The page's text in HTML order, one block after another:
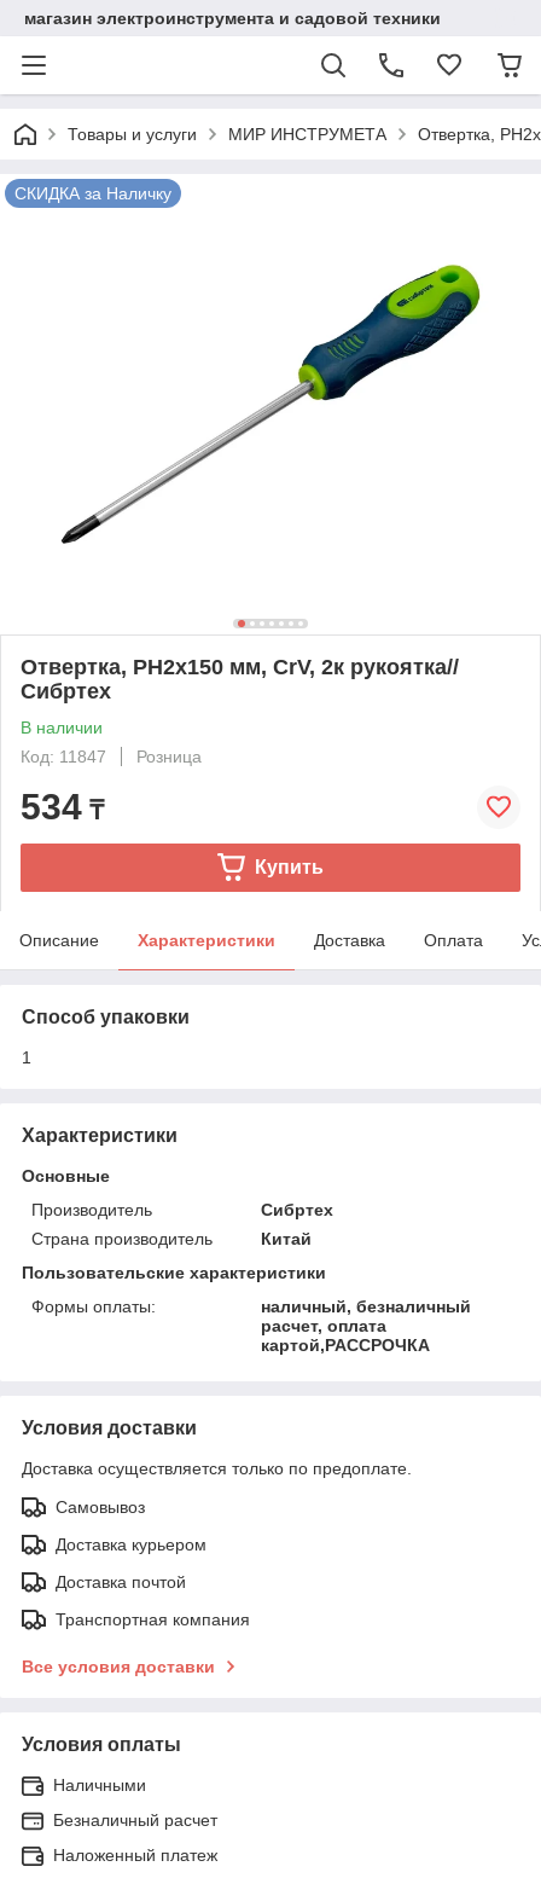
магазин электроинструмента и садовой техники
Товары и услуги МИР ИНСТРУМЕТА Отвертка,
СКИДКА за Наличку
Отвертка, PH2х150 мм, CrV, 2к рукоятка//
Сибртех
В наличии
Код: 11847
Розница
534 ₸
Купить
Описание Характеристики Доставка Оплата
Способ упаковки
1
Характеристики
Основные
Производитель
Сибртех
Страна производитель
Китай
Пользовательские характеристики
Формы оплаты:
наличный, безналичный
расчет, оплата
картой,РАССРОЧКА
Условия доставки
Доставка осуществляется только по предоплате.
Самовывоз
Доставка курьером
Доставка почтой
Транспортная компания
Все условия доставки
Условия оплаты
Наличными
Безналичный расчет
Наложенный платеж